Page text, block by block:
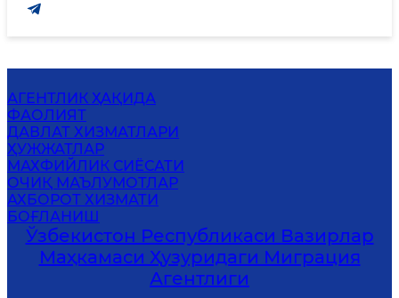
АГЕНТЛИК ҲАҚИДА
ФАОЛИЯТ
ДАВЛАТ ХИЗМАТЛАРИ
ҲУЖЖАТЛАР
MАХФИЙЛИК СИЁСАТИ
ОЧИҚ МАЪЛУМОТЛАР
АХБОРОТ ХИЗМАТИ
БОҒЛАНИШ
Ўзбекистон Республикаси Вазирлар
Маҳкамаси Ҳузуридаги Миграция
Агентлиги